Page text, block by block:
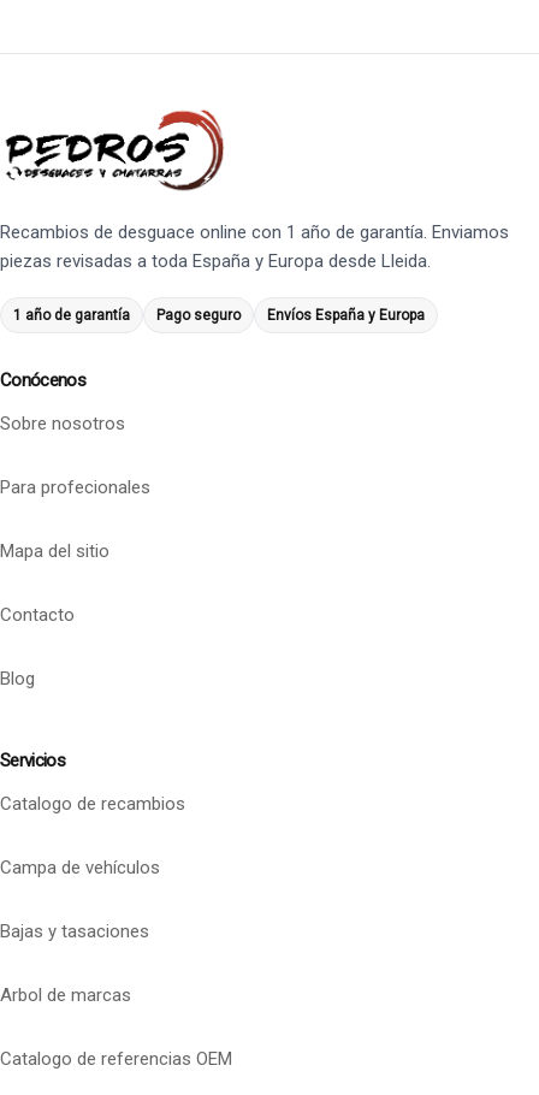
Recambios de desguace online con 1 año de garantía. Enviamos
piezas revisadas a toda España y Europa desde Lleida.
1 año de garantía Pago seguro Envíos España y Europa
Conócenos
Sobre nosotros
Para profecionales
Mapa del sitio
Contacto
Blog
Servicios
Catalogo de recambios
Campa de vehículos
Bajas y tasaciones
Arbol de marcas
Catalogo de referencias OEM